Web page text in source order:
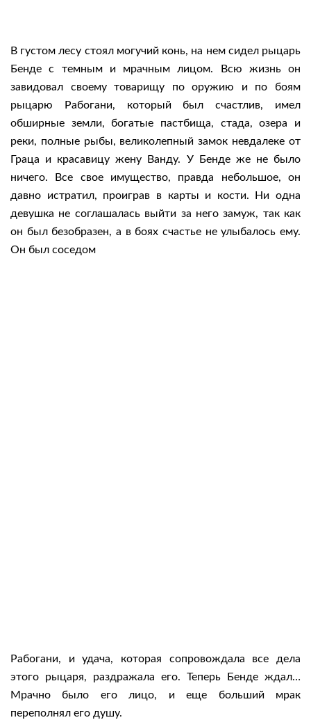
В густом лесу стоял могучий конь, на нем сидел рыцарь
Бенде с темным и мрачным лицом. Всю жизнь он
завидовал своему товарищу по оружию и по боям
рыцарю Рабогани, который был счастлив, имел
обширные земли, богатые пастбища, стада, озера и
реки, полные рыбы, великолепный замок невдалеке от
Граца и красавицу жену Ванду. У Бенде же не было
ничего. Все свое имущество, правда небольшое, он
давно истратил, проиграв в карты и кости. Ни одна
девушка не соглашалась выйти за него замуж, так как
он был безобразен, а в боях счастье не улыбалось ему.
Он был соседом
Рабогани, и удача, которая сопровождала все дела
этого рыцаря, раздражала его. Теперь Бенде ждал…
Мрачно было его лицо, и еще больший мрак
переполнял его душу.